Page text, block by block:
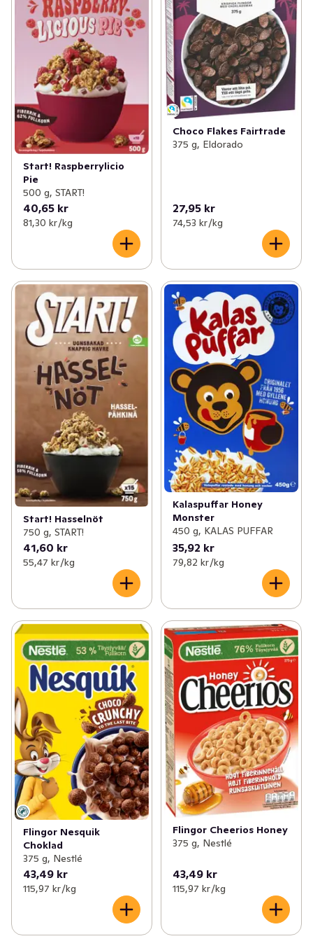
Start! Raspberrylicio
Pie
500 g, START!
40,65 kr
81,30 kr /kg
Choco Flakes Fairtrade
375 g, Eldorado
27,95 kr
74,53 kr /kg
Start! Hasselnöt
750 g, START!
41,60 kr
55,47 kr /kg
Kalaspuffar Honey
Monster
450 g, KALAS PUFFAR
35,92 kr
79,82 kr /kg
Flingor Nesquik
Choklad
375 g, Nestlé
43,49 kr
115,97 kr /kg
Flingor Cheerios Honey
375 g, Nestlé
43,49 kr
115,97 kr /kg